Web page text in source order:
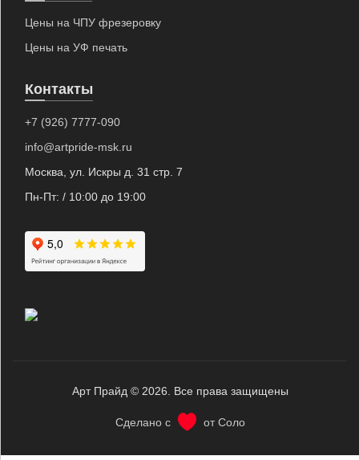
Цены на ЧПУ фрезеровку
Цены на УФ печать
Контакты
+7 (926) 7777-090
info@artpride-msk.ru
Москва, ул. Искры д. 31 стр. 7
Пн-Пт: / 10:00 до 19:00
Арт Прайд © 2026. Все права защищены
Сделано с от Соло